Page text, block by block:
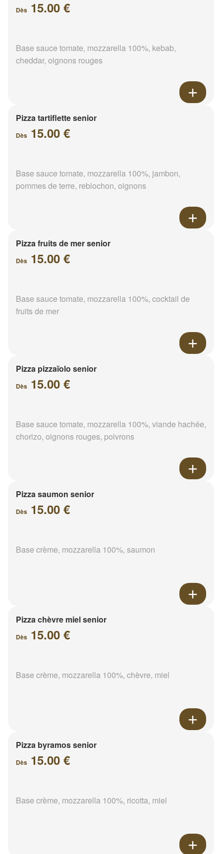
Dès 15.00 €
Base sauce tomate, mozzarella 100%, kebab,
cheddar, oignons rouges
Pizza tartiflette senior
Dès 15.00 €
Base sauce tomate, mozzarella 100%, jambon,
pommes de terre, reblochon, oignons
Pizza fruits de mer senior
Dès 15.00 €
Base sauce tomate, mozzarella 100%, cocktail de
fruits de mer
Pizza pizzaïolo senior
Dès 15.00 €
Base sauce tomate, mozzarella 100%, viande hachée,
chorizo, oignons rouges, poivrons
Pizza saumon senior
Dès 15.00 €
Base crème, mozzarella 100%, saumon
Pizza chèvre miel senior
Dès 15.00 €
Base crème, mozzarella 100%, chèvre, miel
Pizza byramos senior
Dès 15.00 €
Base crème, mozzarella 100%, ricotta, miel